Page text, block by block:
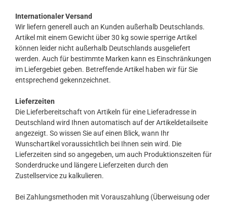
Internationaler Versand
Wir liefern generell auch an Kunden außerhalb Deutschlands.
Artikel mit einem Gewicht über 30 kg sowie sperrige Artikel
können leider nicht außerhalb Deutschlands ausgeliefert
werden. Auch für bestimmte Marken kann es Einschränkungen
im Liefergebiet geben. Betreffende Artikel haben wir für Sie
entsprechend gekennzeichnet.
Lieferzeiten
Die Lieferbereitschaft von Artikeln für eine Lieferadresse in
Deutschland wird Ihnen automatisch auf der Artikeldetailseite
angezeigt. So wissen Sie auf einen Blick, wann Ihr
Wunschartikel voraussichtlich bei Ihnen sein wird. Die
Lieferzeiten sind so angegeben, um auch Produktionszeiten für
Sonderdrucke und längere Lieferzeiten durch den
Zustellservice zu kalkulieren.
Bei Zahlungsmethoden mit Vorauszahlung (Überweisung oder